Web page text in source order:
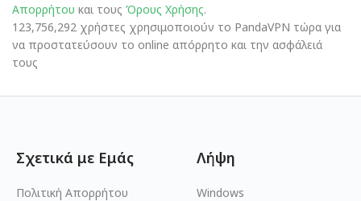
Απορρήτου και τους Όρους Χρήσης.
123,756,292 χρήστες χρησιμοποιούν το PandaVPN τώρα για
να προστατεύσουν το online απόρρητο και την ασφάλειά
τους
Σχετικά με Εμάς
Πολιτική Απορρήτου
Λήψη
Windows